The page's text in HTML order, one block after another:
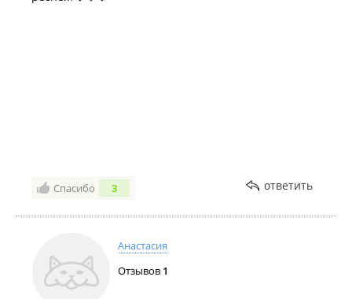
Спасибо 3 ответить
Анастасия
Отзывов 1